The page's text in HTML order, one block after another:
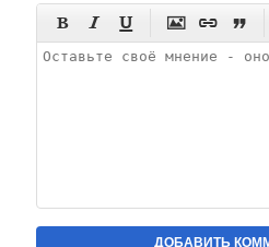
     